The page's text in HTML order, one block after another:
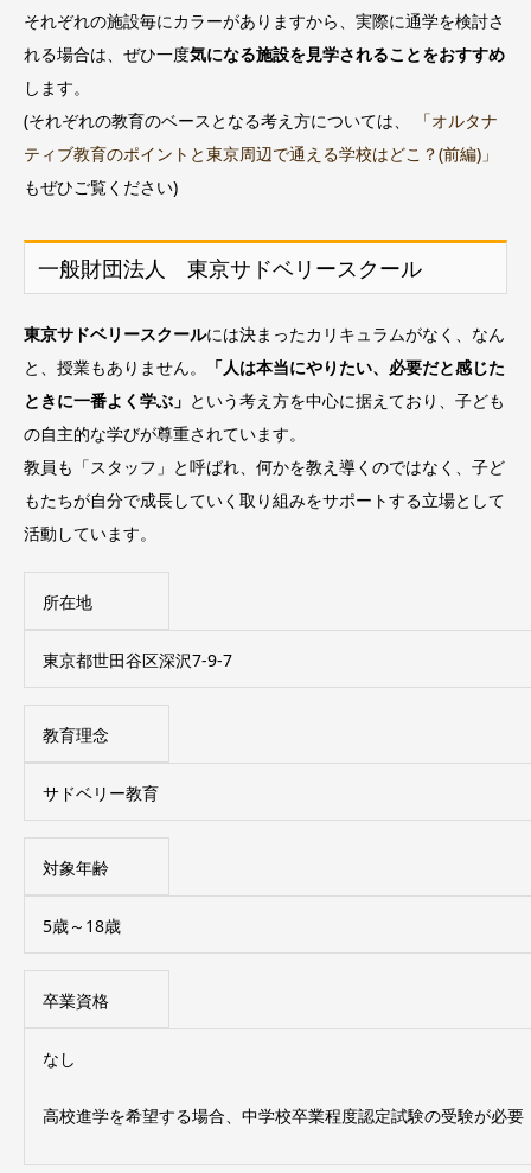
それぞれの施設毎にカラーがありますから、実際に通学を検討さ
れる場合は、ぜひ一度気になる施設を見学されることをおすすめ
します。
(それぞれの教育のベースとなる考え方については、
「オルタナ
ティブ教育のポイントと東京周辺で通える学校はどこ？(前編)」
もぜひご覧ください)
一般財団法人 東京サドベリースクール
東京サドベリースクールには決まったカリキュラムがなく、なん
と、授業もありません。
「人は本当にやりたい、必要だと感じた
ときに一番よく学ぶ」 という考え方を中心に据えており、子ども
の自主的な学びが尊重されています。
教員も「スタッフ」と呼ばれ、何かを教え導くのではなく、子ど
もたちが自分で成長していく取り組みをサポートする立場として
活動しています。
所在地
東京都世田谷区深沢7-9-7
教育理念
サドベリー教育
対象年齢
5歳～18歳
卒業資格
なし
高校進学を希望する場合、中学校卒業程度認定試験の受験が必要